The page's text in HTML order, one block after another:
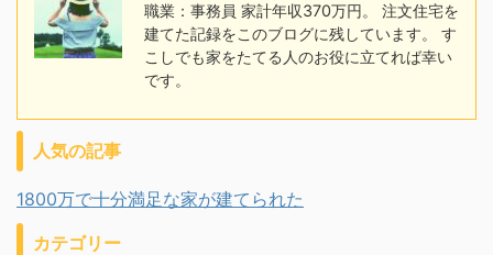
職業：事務員 家計年収370万円。 注文住宅を
建てた記録をこのブログに残しています。 す
こしでも家をたてる人のお役に立てれば幸い
です。
人気の記事
1800万で十分満足な家が建てられた
カテゴリー